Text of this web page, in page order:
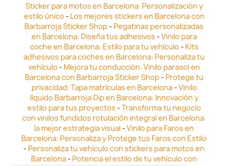
Sticker para motos en Barcelona: Personalización y
estilo único - Los mejores stickers en Barcelona con
Barbarroja Sticker Shop- Pegatinas personalizadas
en Barcelona: Diseña tus adhesivos -Vinilo para
coche en Barcelona: Estilo para tu vehículo - Kits
adhesivos para coches en Barcelona: Personaliza tu
vehículo - Mejora tu conducción: Vinilo parasol en
Barcelona con Barbarroja Sticker Shop- Protege tu
privacidad: Tapa matrículas en Barcelona-Vinilo
líquido Barbarroja Dip en Barcelona: Innovación y
estilo para tus proyectos -Transforma tu negocio
con vinilos fundidos rotulación integral en Barcelona:
la mejor estrategia visual -Vinilo para Faros en
Barcelona: Personaliza y Protege tus Faros con Estilo
- Personaliza tu vehículo con stickers para motos en
Barcelona- Potencia el estilo de tu vehículo con